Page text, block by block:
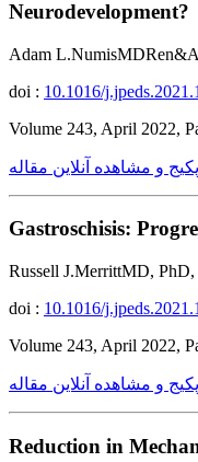
Neurodevelopment?
Adam
doi : 10.1016/
Volume 243, April 2022,
و مشاهده آنلاین مقاله
Gastroschisis:
Russell J.MerrittMD,
doi : 10.1016/
Volume 243, April 2022,
و مشاهده آنلاین مقاله
Reduction in